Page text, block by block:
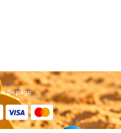
de pago